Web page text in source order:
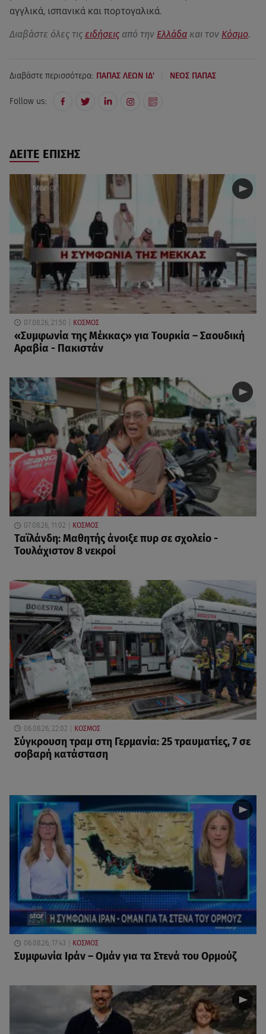
αγγλικά, ισπανικά και πορτογαλικά.
Διαβάστε όλες τις ειδήσεις από την Ελλάδα και τον Κόσμο.
Διαβάστε περισσότερα: ΠΑΠΑΣ ΛΕΩΝ ΙΔ' ΝΕΟΣ ΠΑΠΑΣ
Follow us:
ΔΕΙΤΕ ΕΠΙΣΗΣ
07.08.26, 21:50 ΚΟΣΜΟΣ
«Συμφωνία της Μέκκας» για Τουρκία – Σαουδική
Αραβία - Πακιστάν
07.08.26, 11:02 ΚΟΣΜΟΣ
Ταϊλάνδη: Μαθητής άνοιξε πυρ σε σχολείο -
Τουλάχιστον 8 νεκροί
06.08.26, 22:02 ΚΟΣΜΟΣ
Σύγκρουση τραμ στη Γερμανία: 25 τραυματίες, 7 σε
σοβαρή κατάσταση
06.08.26, 17:43 ΚΟΣΜΟΣ
Συμφωνία Ιράν – Ομάν για τα Στενά του Ορμούζ